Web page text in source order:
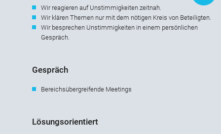
Wir reagieren auf Unstimmigkeiten zeitnah.
Wir klären Themen nur mit dem nötigen Kreis von Beteiligten.
Wir besprechen Unstimmigkeiten in einem persönlichen
Gespräch.
Gespräch
Bereichsübergreifende Meetings
Lösungsorientiert